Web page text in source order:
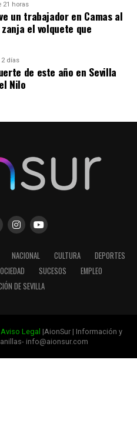
21 horas
un trabajador en Camas al
el volquete que
2 días
de este año en Sevilla
Nilo
NACIONAL CULTURA
DEPORTES
SUCESOS
EMPLEO
DE SEVILLA
Aviso Legal |AionSur | Información y
info@aionsur.com